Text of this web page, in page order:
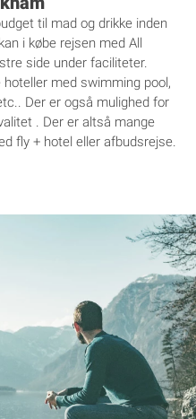
til mad og drikke inden
i købe rejsen med All
side under faciliteter.
med swimming pool,
Der er også mulighed for
. Der er altså mange
fly + hotel eller afbudsrejse.